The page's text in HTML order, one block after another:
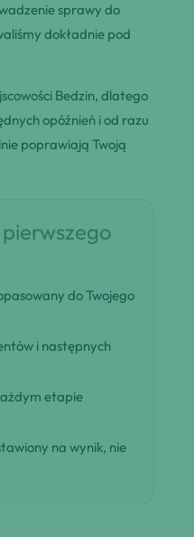
sprawy do
dokładnie pod
Bedzin, dlatego
opóźnień i od razu
poprawiają Twoją
do Twojego
i następnych
etapie
na wynik, nie